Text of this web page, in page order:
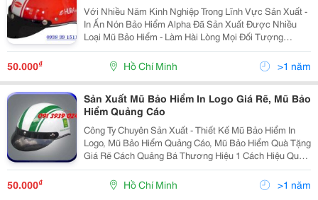
Với Nhiều Năm Kinh Nghiệp Trong Lĩnh Vực Sản Xuất -
In Ấn Nón Bảo Hiểm Alpha Đã Sản Xuất Được Nhiều
Loại Mũ Bảo Hiểm - Làm Hài Lòng Mọi Đối Tượng
Khách Hàng. - Mũ Bảo Hiểm In Logo - Mũ Bảo Hiểm Quà
50.000₫ Hồ Chí Minh >1 năm
Sản Xuất Mũ Bảo Hiểm In Logo Giá Rẽ, Mũ Bảo
Hiểm Quảng Cáo
Công Ty Chuyên Sản Xuất - Thiết Kế Mũ Bảo Hiểm In
Logo, Mũ Bảo Hiểm Quảng Cáo, Mũ Bảo Hiểm Quà Tặng
Giá Rẽ Cách Quảng Bá Thương Hiệu 1 Cách Hiệu Quả
Mà Không Tốn Nhiều Chi Phí Đưa Hình Ảnh, Thương
Hiệu Công Ty Mình Đến Với Khách Hàng 1 Cách Nha
50.000₫ Hồ Chí Minh >1 năm